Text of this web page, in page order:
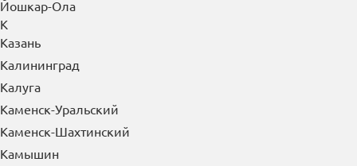
Ижевск
Иркутск
Ишим
Й
Йошкар-Ола